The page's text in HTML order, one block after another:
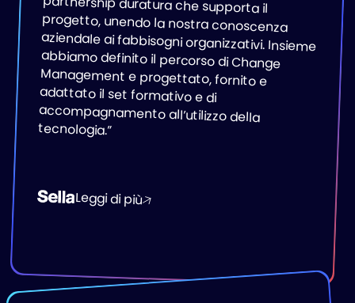
tecnologia.”
Leggi di più